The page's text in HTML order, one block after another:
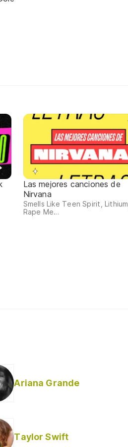
Las mejores canciones de
Nirvana
Smells Like Teen Spirit, Lithium,
Rape Me…
Ariana Grande
Taylor Swift